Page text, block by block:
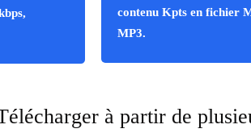
contenu Kpts en fichier
MP3.
à partir de